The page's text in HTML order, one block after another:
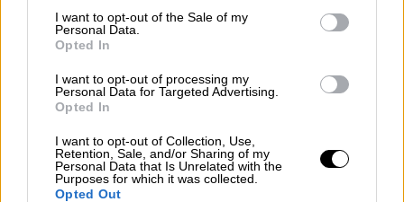
I want to opt-out of the Sale of my
Personal Data.
Opted In
I want to opt-out of processing my
Personal Data for Targeted Advertising.
Opted In
I want to opt-out of Collection, Use,
Retention, Sale, and/or Sharing of my
Personal Data that Is Unrelated with the
Purposes for which it was collected.
Opted Out
El Conflicto de Oriente Medio:
Un Nuevo Orden Autoritario
en Construcción
Por Álvaro Frutos Rosado y Gabinete
Geopolítica de Crisis
Reconquista leonesa